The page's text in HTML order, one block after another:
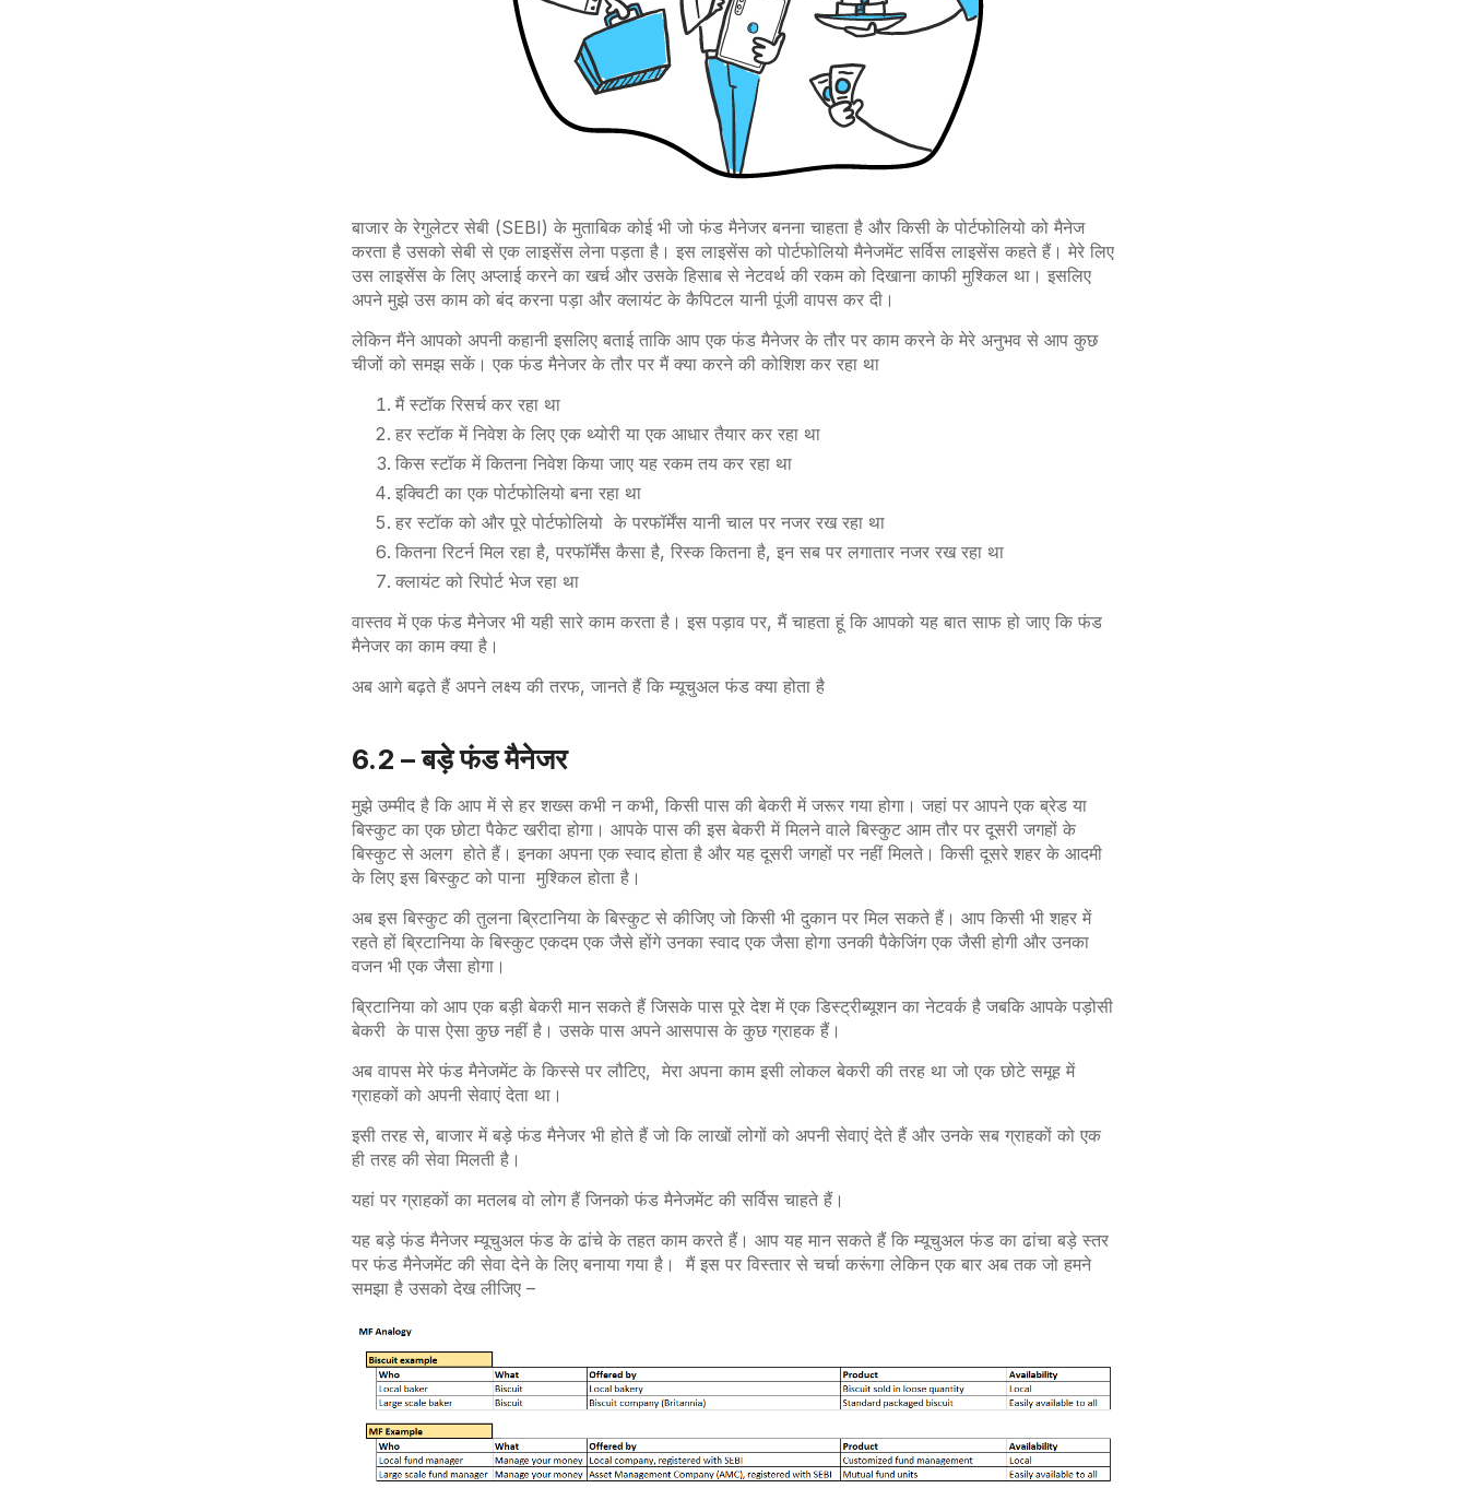
बाजार के रेगुलेटर सेबी (SEBI) के मुताबिक कोई भी जो फंड मैनेजर बनना चाहता है और किसी के पोर्टफोलियो को मैनेज
करता है उसको सेबी से एक लाइसेंस लेना पड़ता है। इस लाइसेंस को पोर्टफोलियो मैनेजमेंट सर्विस लाइसेंस कहते हैं। मेरे लिए
उस लाइसेंस के लिए अप्लाई करने का खर्च और उसके हिसाब से नेटवर्थ की रकम को दिखाना काफी मुश्किल था। इसलिए
अपने मुझे उस काम को बंद करना पड़ा और क्लायंट के कैपिटल यानी पूंजी वापस कर दी।
लेकिन मैंने आपको अपनी कहानी इसलिए बताई ताकि आप एक फंड मैनेजर के तौर पर काम करने के मेरे अनुभव से आप कुछ
चीजों को समझ सकें। एक फंड मैनेजर के तौर पर मैं क्या करने की कोशिश कर रहा था
मैं स्टॉक रिसर्च कर रहा था
हर स्टॉक में निवेश के लिए एक थ्योरी या एक आधार तैयार कर रहा था
किस स्टॉक में कितना निवेश किया जाए यह रकम तय कर रहा था
इक्विटी का एक पोर्टफोलियो बना रहा था
हर स्टॉक को और पूरे पोर्टफोलियो के परफॉर्मेंस यानी चाल पर नजर रख रहा था
कितना रिटर्न मिल रहा है, परफॉर्मेंस कैसा है, रिस्क कितना है, इन सब पर लगातार नजर रख रहा था
क्लायंट को रिपोर्ट भेज रहा था
वास्तव में एक फंड मैनेजर भी यही सारे काम करता है। इस पड़ाव पर, मैं चाहता हूं कि आपको यह बात साफ हो जाए कि फंड
मैनेजर का काम क्या है।
अब आगे बढ़ते हैं अपने लक्ष्य की तरफ, जानते हैं कि म्यूचुअल फंड क्या होता है
6.2 – बड़े फंड मैनेजर
मुझे उम्मीद है कि आप में से हर शख्स कभी न कभी, किसी पास की बेकरी में जरूर गया होगा। जहां पर आपने एक ब्रेड या
बिस्कुट का एक छोटा पैकेट खरीदा होगा। आपके पास की इस बेकरी में मिलने वाले बिस्कुट आम तौर पर दूसरी जगहों के
बिस्कुट से अलग होते हैं। इनका अपना एक स्वाद होता है और यह दूसरी जगहों पर नहीं मिलते। किसी दूसरे शहर के आदमी
के लिए इस बिस्कुट को पाना मुश्किल होता है।
अब इस बिस्कुट की तुलना ब्रिटानिया के बिस्कुट से कीजिए जो किसी भी दुकान पर मिल सकते हैं। आप किसी भी शहर में
रहते हों ब्रिटानिया के बिस्कुट एकदम एक जैसे होंगे उनका स्वाद एक जैसा होगा उनकी पैकेजिंग एक जैसी होगी और उनका
वजन भी एक जैसा होगा।
ब्रिटानिया को आप एक बड़ी बेकरी मान सकते हैं जिसके पास पूरे देश में एक डिस्ट्रीब्यूशन का नेटवर्क है जबकि आपके पड़ोसी
बेकरी के पास ऐसा कुछ नहीं है। उसके पास अपने आसपास के कुछ ग्राहक हैं।
अब वापस मेरे फंड मैनेजमेंट के किस्से पर लौटिए, मेरा अपना काम इसी लोकल बेकरी की तरह था जो एक छोटे समूह में
ग्राहकों को अपनी सेवाएं देता था।
इसी तरह से, बाजार में बड़े फंड मैनेजर भी होते हैं जो कि लाखों लोगों को अपनी सेवाएं देते हैं और उनके सब ग्राहकों को एक
ही तरह की सेवा मिलती है।
यहां पर ग्राहकों का मतलब वो लोग हैं जिनको फंड मैनेजमेंट की सर्विस चाहते हैं।
यह बड़े फंड मैनेजर म्यूचुअल फंड के ढांचे के तहत काम करते हैं। आप यह मान सकते हैं कि म्यूचुअल फंड का ढांचा बड़े स्तर
पर फंड मैनेजमेंट की सेवा देने के लिए बनाया गया है। मैं इस पर विस्तार से चर्चा करूंगा लेकिन एक बार अब तक जो हमने
समझा है उसको देख लीजिए –